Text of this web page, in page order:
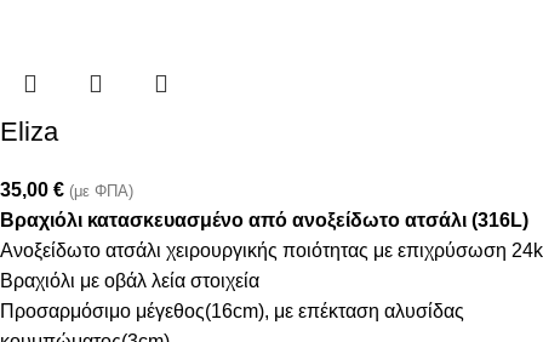
Eliza
35,00 € (με ΦΠΑ)
Βραχιόλι κατασκευασμένο από ανοξείδωτο ατσάλι (316L)
Ανοξείδωτο ατσάλι χειρουργικής ποιότητας με επιχρύσωση 24k
Βραχιόλι με οβάλ λεία στοιχεία
Προσαρμόσιμο μέγεθος(16cm), με επέκταση αλυσίδας